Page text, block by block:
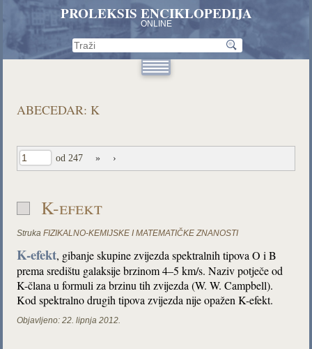
PROLEKSIS ENCIKLOPEDIJA
ONLINE
ABECEDAR: K
od 247 » ›
K-efekt
Struka FIZIKALNO-KEMIJSKE I MATEMATIČKE ZNANOSTI
K-efekt, gibanje skupine zvijezda spektralnih tipova O i B
prema središtu galaksije brzinom 4–5 km/s. Naziv potječe od
K-člana u formuli za brzinu tih zvijezda (W. W. Campbell).
Kod spektralno drugih tipova zvijezda nije opažen K-efekt.
Objavljeno: 22. lipnja 2012.